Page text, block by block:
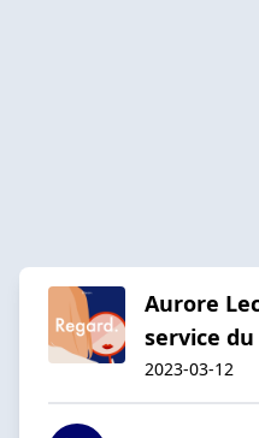
Aurore
service du
2023-03-12